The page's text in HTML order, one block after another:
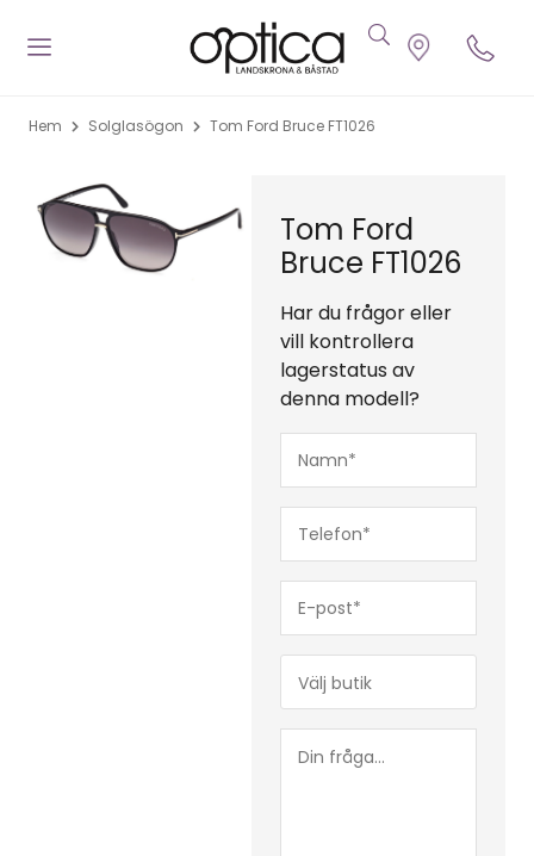
Hem Solglasögon Tom Ford Bruce FT1026
Tom Ford
Bruce FT1026
Har du frågor eller
vill kontrollera
lagerstatus av
denna modell?
post*
(Obligatoriskt)
(Obligatoriskt)
fråga...